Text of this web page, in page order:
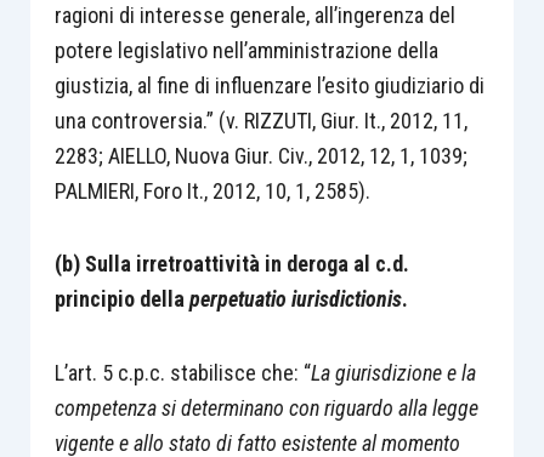
ragioni di interesse generale, all’ingerenza del
potere legislativo nell’amministrazione della
giustizia, al fine di influenzare l’esito giudiziario di
una controversia.” (v. RIZZUTI, Giur. It., 2012, 11,
2283; AIELLO, Nuova Giur. Civ., 2012, 12, 1, 1039;
PALMIERI, Foro It., 2012, 10, 1, 2585).
(b) Sulla irretroattività in deroga al c.d.
principio della perpetuatio iurisdictionis.
L’art. 5 c.p.c. stabilisce che: “La giurisdizione e la
competenza si determinano con riguardo alla legge
vigente e allo stato di fatto esistente al momento